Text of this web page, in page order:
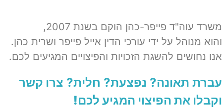
משרד עוה"ד פייפר-כהן הוקם בשנת 2007,
והוא מנוהל על ידי עורכי הדין אייל פייפר ושרית כהן.
אנו נחושים להשגת הזכויות והפיצויים המגיעים לכם.
עברת תאונה? נפצעת? חלית?​ צרו קשר
וקבלו את הפיצוי המגיע לכם!